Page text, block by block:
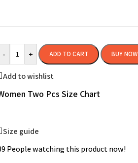
- + ADD TO CART BUY NOW
Add to wishlist
Two Pcs Size Chart
Size guide
People watching this product now!